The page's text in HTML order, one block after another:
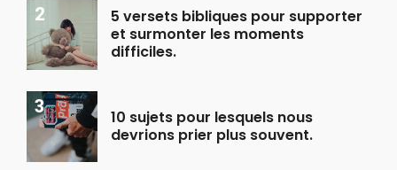
5 versets bibliques pour supporter
et surmonter les moments
difficiles.
10 sujets pour lesquels nous
devrions prier plus souvent.